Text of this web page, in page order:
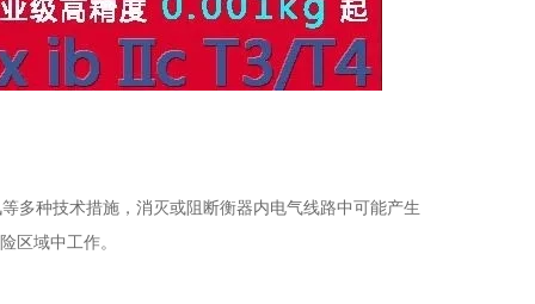
多种技术措施，消灭或阻断衡器内电气线路中可能产生
区域中工作。